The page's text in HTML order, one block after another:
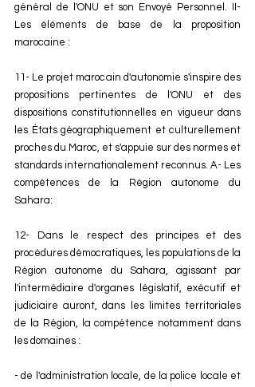
général de l'ONU et son Envoyé Personnel. II-
Les éléments de base de la proposition
marocaine :
11- Le projet marocain d'autonomie s'inspire des
propositions pertinentes de l'ONU et des
dispositions constitutionnelles en vigueur dans
les États géographiquement et culturellement
proches du Maroc, et s'appuie sur des normes et
standards internationalement reconnus. A- Les
compétences de la Région autonome du
Sahara:
12- Dans le respect des principes et des
procédures démocratiques, les populations de la
Région autonome du Sahara, agissant par
l'intermédiaire d'organes législatif, exécutif et
judiciaire auront, dans les limites territoriales
de la Région, la compétence notamment dans
les domaines :
- de l'administration locale, de la police locale et